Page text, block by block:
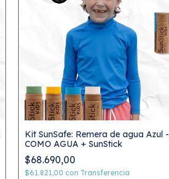
Kit SunSafe: Remera de agua Azul -
COMO AGUA + SunStick
$68.690,00
$61.821,00con Transferencia